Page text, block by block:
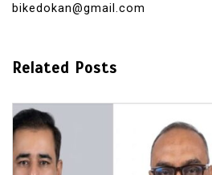
bikedokan@gmail.com
Related Posts